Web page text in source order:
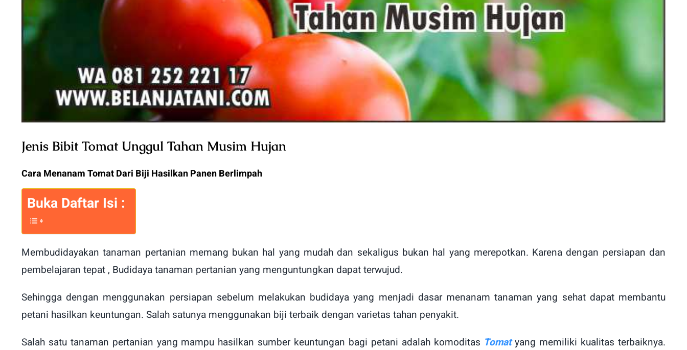
Jenis Bibit Tomat Unggul Tahan Musim Hujan
Cara Menanam Tomat Dari Biji Hasilkan Panen Berlimpah
Buka Daftar Isi :
Membudidayakan tanaman pertanian memang bukan hal yang mudah dan sekaligus bukan hal yang merepotkan. Karena dengan persiapan dan
pembelajaran tepat , Budidaya tanaman pertanian yang menguntungkan dapat terwujud.
Sehingga dengan menggunakan persiapan sebelum melakukan budidaya yang menjadi dasar menanam tanaman yang sehat dapat membantu
petani hasilkan keuntungan. Salah satunya menggunakan biji terbaik dengan varietas tahan penyakit.
Salah satu tanaman pertanian yang mampu hasilkan sumber keuntungan bagi petani adalah komoditas Tomatyang memiliki kualitas terbaiknya.